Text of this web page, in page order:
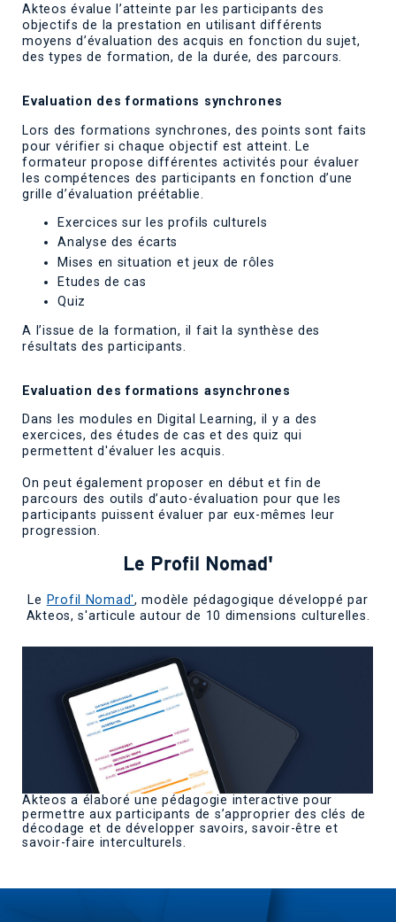
Akteos évalue l’atteinte par les participants des
objectifs de la prestation en utilisant différents
moyens d’évaluation des acquis en fonction du sujet,
des types de formation, de la durée, des parcours.
Evaluation des formations synchrones
Lors des formations synchrones, des points sont faits
pour vérifier si chaque objectif est atteint. Le
formateur propose différentes activités pour évaluer
les compétences des participants en fonction d’une
grille d’évaluation préétablie.
Exercices sur les profils culturels
Analyse des écarts
Mises en situation et jeux de rôles
Etudes de cas
Quiz
A l’issue de la formation, il fait la synthèse des
résultats des participants.
Evaluation des formations asynchrones
Dans les modules en Digital Learning, il y a des
exercices, des études de cas et des quiz qui
permettent d'évaluer les acquis.
On peut également proposer en début et fin de
parcours des outils d’auto-évaluation pour que les
participants puissent évaluer par eux-mêmes leur
progression.
Le Profil Nomad'
Le Profil Nomad', modèle pédagogique développé par
Akteos, s'articule autour de 10 dimensions culturelles.
Akteos a élaboré une pédagogie interactive pour
permettre aux participants de s’approprier des clés de
décodage et de développer savoirs, savoir-être et
savoir-faire interculturels.